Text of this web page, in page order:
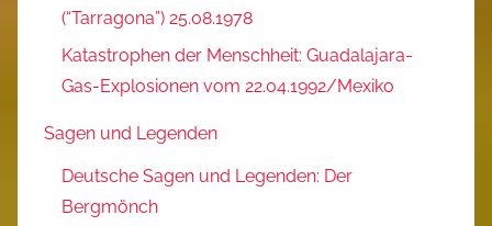
(“Tarragona”) 25.08.1978
Katastrophen der Menschheit: Guadalajara-
Gas-Explosionen vom 22.04.1992/Mexiko
Sagen und Legenden
Deutsche Sagen und Legenden: Der
Bergmönch